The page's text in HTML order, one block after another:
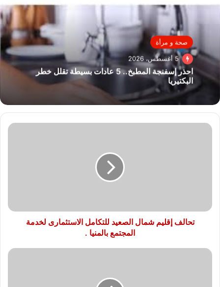
صحة و مرأة
5 أغسطس، 2026
احذر إسفنجة المطبخ.. 5 عادات بسيطة تقلل خطر
البكتيريا
تحالف
بالمنيا
تحالف إقليم شمال الصعيد للتكامل الاستثمارى لخدمة
المجتمع بالمنيا .
رئيس